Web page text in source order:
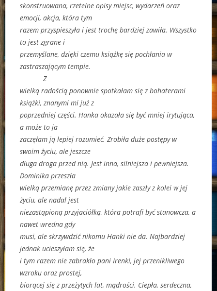
skonstruowana, rzetelne opisy miejsc, wydarzeń oraz
emocji, akcja, która tym
razem przyspieszyła i jest trochę bardziej zawiła. Wszystko
to jest zgrane i
przemyślane, dzięki czemu książkę się pochłania w
zastraszającym tempie.
Z
wielką radością ponownie spotkałam się z bohaterami
książki, znanymi mi już z
poprzedniej części. Hanka okazała się być mniej irytująca,
a może to ja
zaczęłam ją lepiej rozumieć. Zrobiła duże postępy w
swoim życiu, ale jeszcze
długa droga przed nią. Jest inna, silniejsza i pewniejsza.
Dominika przeszła
wielką przemianę przez zmiany jakie zaszły z kolei w jej
życiu, ale nadal jest
niezastąpioną przyjaciółką, która potrafi być stanowcza, a
nawet wredna gdy
musi, ale skrzywdzić nikomu Hanki nie da. Najbardziej
jednak ucieszyłam się, że
i tym razem nie zabrakło pani Irenki, jej przenikliwego
wzroku oraz prostej,
biorącej się z przeżytych lat, mądrości. Ciepła, serdeczna,